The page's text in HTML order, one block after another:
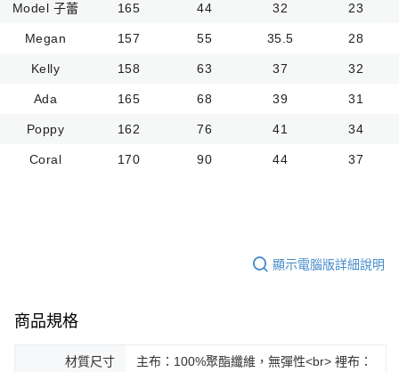
Model 子蕾 165 44 32 23
Megan 157 55 35.5 28
Kelly 158 63 37 32
Ada 165 68 39 31
Poppy 162 76 41 34
Coral 170 90 44 37
顯示電腦版詳細說明
商品規格
材質尺寸
主布：100%聚酯纖維，無彈性<br> 裡布：